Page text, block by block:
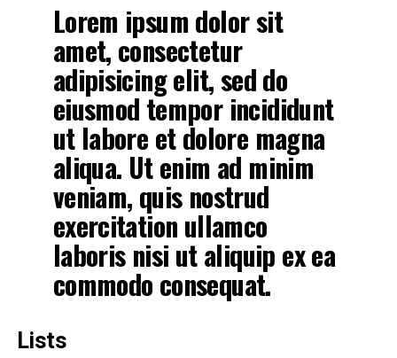
Lorem ipsum dolor sit
amet, consectetur
adipisicing elit, sed do
eiusmod tempor incididunt
ut labore et dolore magna
aliqua. Ut enim ad minim
veniam, quis nostrud
exercitation ullamco
laboris nisi ut aliquip ex ea
commodo consequat.
Lists